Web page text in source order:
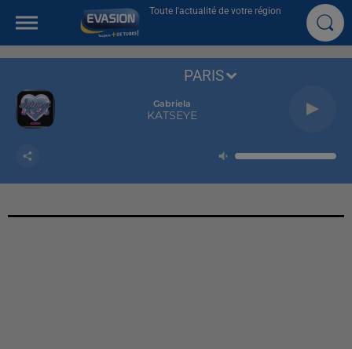
Toute l'actualité de votre région
Gabriela
KATSEYE
PARIS